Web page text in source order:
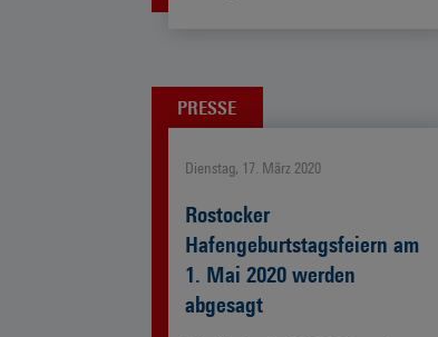
PRESSE
Dienstag, 17. März 2020
Rostocker
Hafengeburtstagsfeiern am
1. Mai 2020 werden
abgesagt